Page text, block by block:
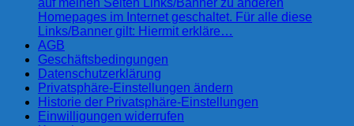
auf meinen Seiten Links/Banner zu anderen
Homepages im Internet geschaltet. Für alle diese
Links/Banner gilt: Hiermit erkläre…
AGB
Geschäftsbedingungen
Datenschutzerklärung
Privatsphäre-Einstellungen ändern
Historie der Privatsphäre-Einstellungen
Einwilligungen widerrufen